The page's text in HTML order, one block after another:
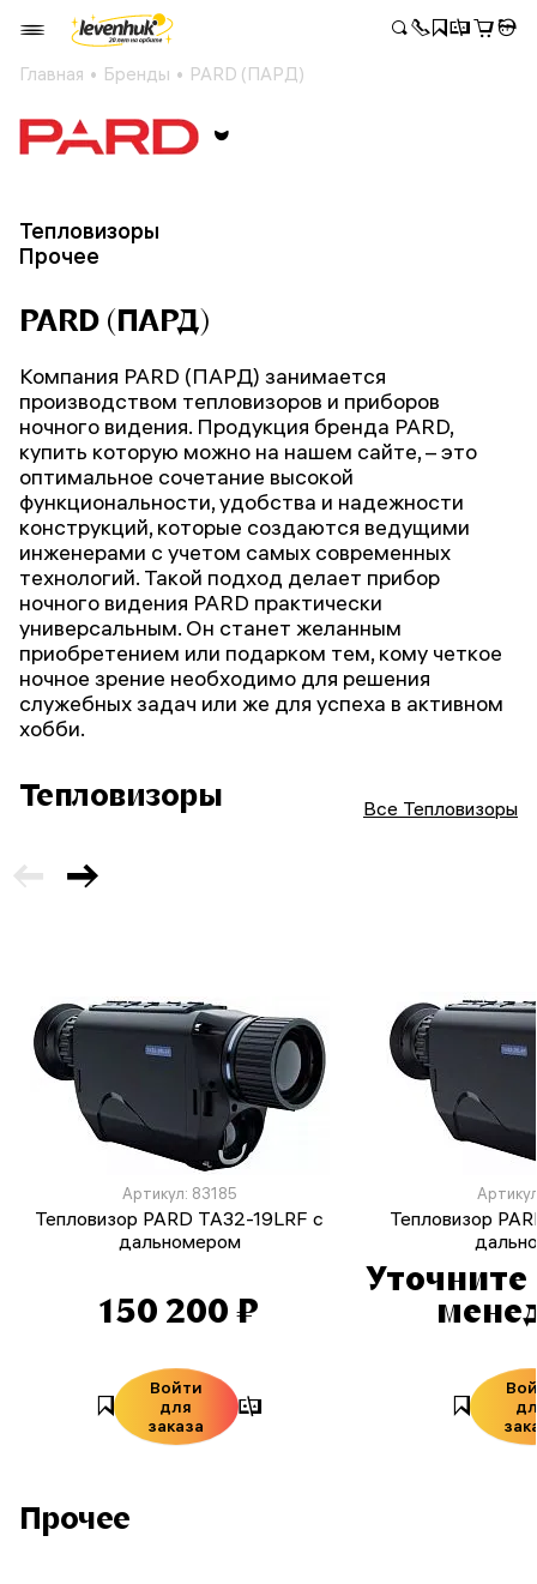
Главная Бренды PARD (ПАРД)
Тепловизоры
Прочее
PARD (ПАРД)
Компания PARD (ПАРД) занимается
производством тепловизоров и приборов
ночного видения. Продукция бренда PARD,
купить которую можно на нашем сайте, – это
оптимальное сочетание высокой
функциональности, удобства и надежности
конструкций, которые создаются ведущими
инженерами с учетом самых современных
технологий. Такой подход делает прибор
ночного видения PARD практически
универсальным. Он станет желанным
приобретением или подарком тем, кому четкое
ночное зрение необходимо для решения
служебных задач или же для успеха в активном
хобби.
Тепловизоры Все Тепловизоры
Артикул: 83185
Тепловизор PARD TA32-19LRF с
дальномером
150 200 ₽
Войти
для
заказа
Тепловизор
Уточните
Прочее